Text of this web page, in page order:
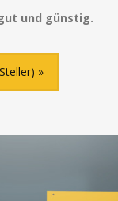
und günstig.